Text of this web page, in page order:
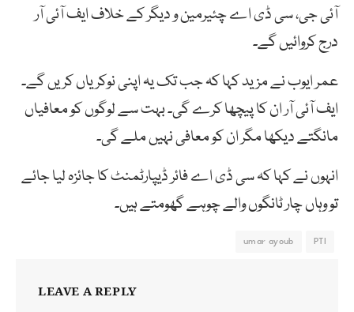
آئی جی، سی ڈی اے چئیرمین و دیگر کے خلاف ایف آئی آر
درج کروائیں گے۔
عمر ایوب نے مزید کہا کہ جب تک یہ اپنی نوکریاں کریں گے۔
ایف آئی آر ان کا پیچھا کرے گی۔ بہت سے لوگوں کو معافیاں
مانگتے دیکھا مگر ان کو معافی نہیں ملے گی۔
انہوں نے کہا کہ سی ڈی اے فائر ڈیپارٹمنٹ کا جائزہ لیا جائے
تو وہاں چار ٹانگوں والے چوہے گھومتے ہیں۔
PTI
umar ayoub
LEAVE A REPLY